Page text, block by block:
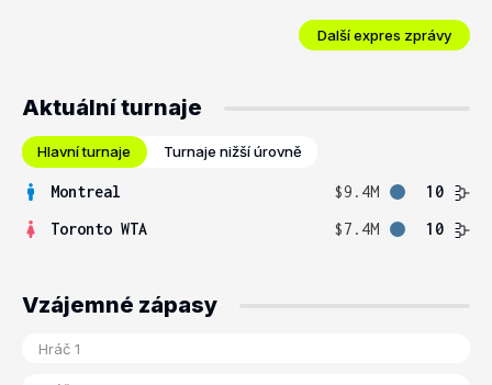
Další expres zprávy
Aktuální turnaje
Hlavní turnaje Turnaje nižší úrovně
Montreal $9.4M
10
Toronto WTA
$7.4M 10
Vzájemné zápasy